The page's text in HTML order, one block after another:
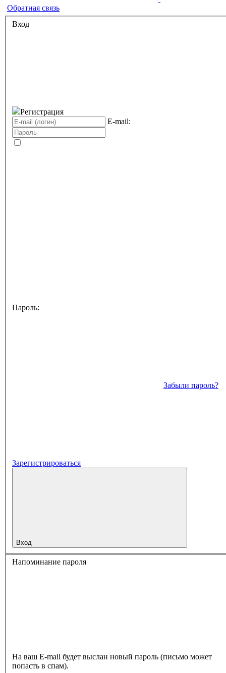
Обратная связь
Вход
Регистрация
E-mail:
Пароль:
Забыли пароль?
Зарегистрироваться
Вход
Напоминание пароля
На ваш E-mail будет выслан новый пароль (письмо может
попасть в спам).